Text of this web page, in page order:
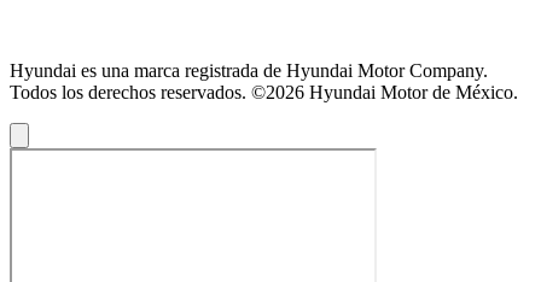
Hyundai es una marca registrada de Hyundai Motor Company.
Todos los derechos reservados. ©2026 Hyundai Motor de México.